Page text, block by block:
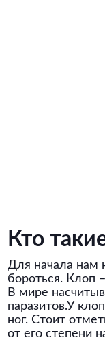
Кто
Для начала нам
бороться. Клоп
В мире
паразитов.У
ног. Стоит
от его степени